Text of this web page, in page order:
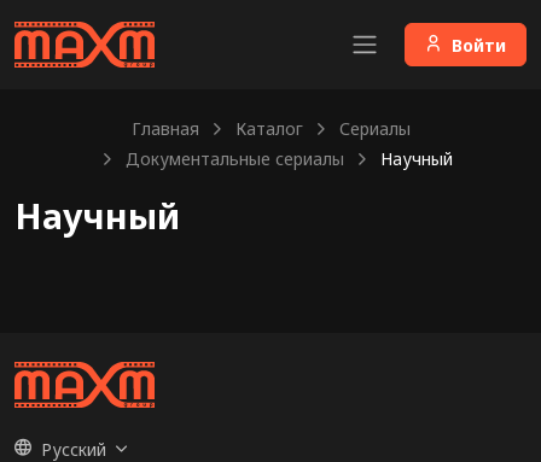
Войти
Главная Каталог
Сериалы
Документальные сериалы
Научный
Научный
Русский